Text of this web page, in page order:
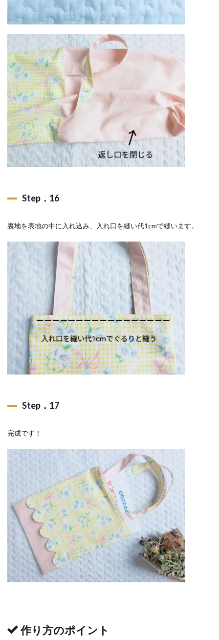
Step．16
裏地を表地の中に入れ込み、入れ口を縫い代1cmで縫います。
Step．17
完成です！
作り方のポイント